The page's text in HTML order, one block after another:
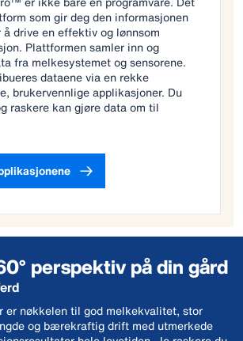
som gir deg den informasjonen
drive en effektiv og lønnsom
Plattformen samler inn og
fra melkesystemet og sensorene.
dataene via en rekke
brukervennlige applikasjoner. Du
raskere kan gjøre data om til
perspektiv på din gård
er nøkkelen til god melkekvalitet, stor
og bærekraftig drift med utmerkede